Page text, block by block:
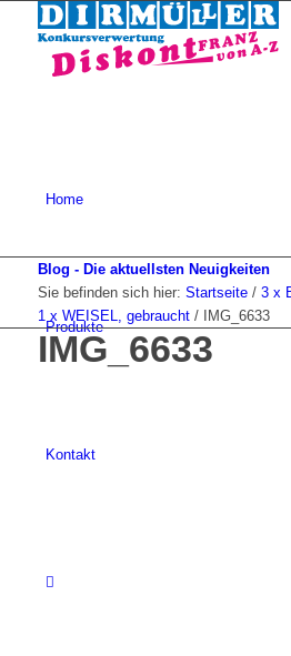
Home
Produkte
Kontakt
Blog - Die aktuellsten Neuigkeiten
Sie befinden sich hier: Startseite / 3 x
1 x WEISEL, gebraucht / IMG_6633
IMG_6633